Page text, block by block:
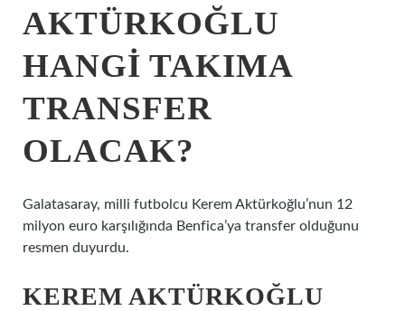
AKTÜRKOĞLU
HANGI TAKIMA
TRANSFER
OLACAK?
Galatasaray, milli futbolcu Kerem Aktürkoğlu’nun 12
milyon euro karşılığında Benfica’ya transfer olduğunu
resmen duyurdu.
KEREM AKTÜRKOĞLU